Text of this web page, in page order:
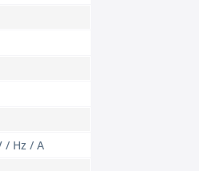
/ Hz / A